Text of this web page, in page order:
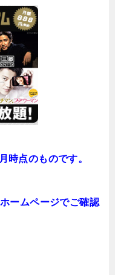
時点のものです。
ームページでご確認